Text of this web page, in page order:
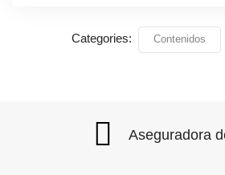
Categories: Contenidos
Aseguradora